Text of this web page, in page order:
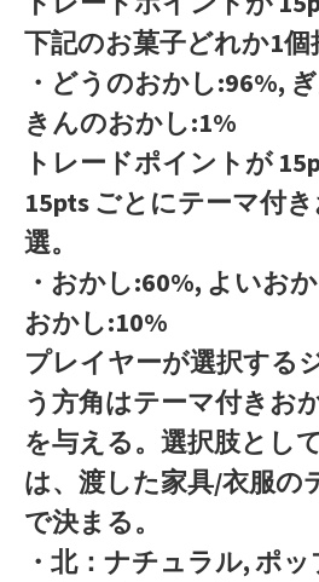
下記のお菓子どれか1個
・どうのおかし:96%,
きんのおかし:1%
トレードポイントが
15pts ごとにテーマ付
選。
・おかし:60%, よいお
おかし:10%
プレイヤーが選択する
う方角はテーマ付きお
を与える。選択肢とし
は、渡した家具/衣服の
で決まる。
・北：ナチュラル, ポ